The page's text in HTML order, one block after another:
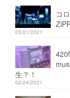
コ
05/21/2021
生？！
02/24/2021